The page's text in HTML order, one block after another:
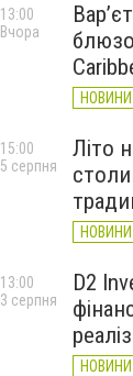
13:00
Вчора
Літо
15:00
5 серпня
D2
13:00
3 серпня